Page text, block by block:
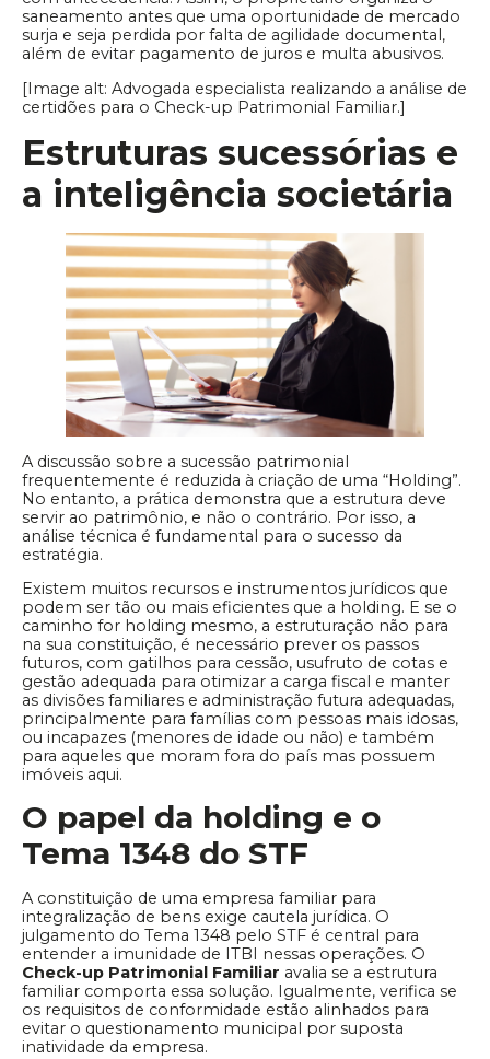
saneamento antes que uma oportunidade de mercado
surja e seja perdida por falta de agilidade documental,
além de evitar pagamento de juros e multa abusivos.
[Image alt: Advogada especialista realizando a análise de
certidões para o Check-up Patrimonial Familiar.]
Estruturas sucessórias e
a inteligência societária
A discussão sobre a sucessão patrimonial
frequentemente é reduzida à criação de uma “Holding”.
No entanto, a prática demonstra que a estrutura deve
servir ao patrimônio, e não o contrário. Por isso, a
análise técnica é fundamental para o sucesso da
estratégia.
Existem muitos recursos e instrumentos jurídicos que
podem ser tão ou mais eficientes que a holding. E se o
caminho for holding mesmo, a estruturação não para
na sua constituição, é necessário prever os passos
futuros, com gatilhos para cessão, usufruto de cotas e
gestão adequada para otimizar a carga fiscal e manter
as divisões familiares e administração futura adequadas,
principalmente para famílias com pessoas mais idosas,
ou incapazes (menores de idade ou não) e também
para aqueles que moram fora do país mas possuem
imóveis aqui.
O papel da holding e o
Tema 1348 do STF
A constituição de uma empresa familiar para
integralização de bens exige cautela jurídica. O
julgamento do Tema 1348 pelo STF é central para
entender a imunidade de ITBI nessas operações. O
Check-up Patrimonial Familiar avalia se a estrutura
familiar comporta essa solução. Igualmente, verifica se
os requisitos de conformidade estão alinhados para
evitar o questionamento municipal por suposta
inatividade da empresa.